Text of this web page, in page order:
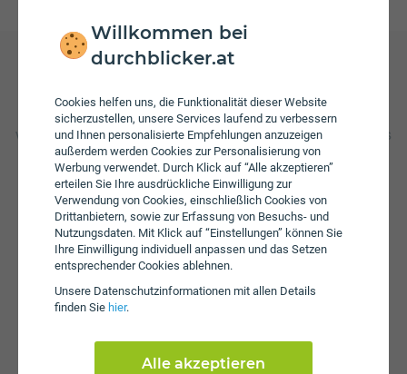
Willkommen bei
durchblicker.at
Cookies helfen uns, die Funktionalität dieser Website
sicherzustellen, unsere Services laufend zu verbessern
und Ihnen personalisierte Empfehlungen anzuzeigen
außerdem werden Cookies zur Personalisierung von
Werbung verwendet. Durch Klick auf “Alle akzeptieren”
erteilen Sie Ihre ausdrückliche Einwilligung zur
Verwendung von Cookies, einschließlich Cookies von
Drittanbietern, sowie zur Erfassung von Besuchs- und
Nutzungsdaten. Mit Klick auf “Einstellungen” können Sie
Ihre Einwilligung individuell anpassen und das Setzen
entsprechender Cookies ablehnen.
Unsere Daten­schutz­informationen mit allen Details
finden Sie hier.
Alle akzeptieren
Beim Tarif Fiber 500 Frastanz fallen monatliche Gebühren
von € 59,99 an. Weiters fallen einmalige Gebühren von bis
zu € 24,90 an.
Monate. Die Kündigungsfrist beträgt 1 Monat.